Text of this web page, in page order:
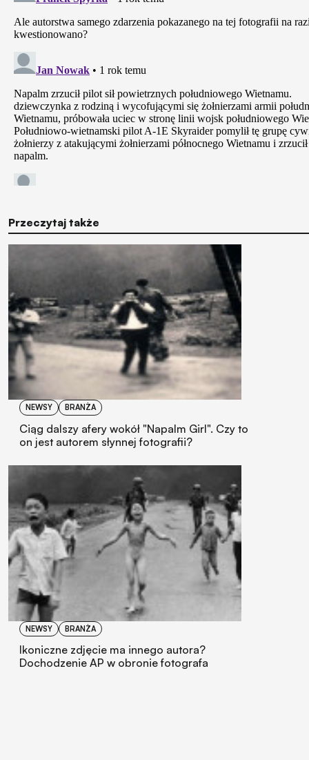
Przeczytaj także
NEWSY BRANŻA
Ciąg dalszy afery wokół "Napalm Girl". Czy to
on jest autorem słynnej fotografii?
NEWSY BRANŻA
Ikoniczne zdjęcie ma innego autora?
Dochodzenie AP w obronie fotografa